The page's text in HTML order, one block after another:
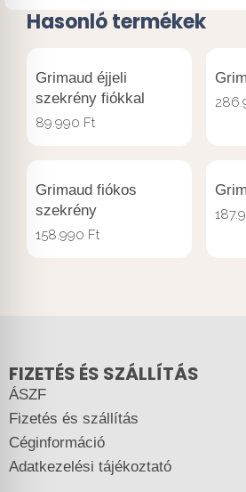
Hasonló termékek
Grimaud éjjeli
szekrény fiókkal
89.990 Ft
Grimaud fiókos
szekrény
158.990 Ft
FIZETÉS ÉS SZÁLLÍTÁS
ÁSZF
Fizetés és szállítás
Céginformáció
Adatkezelési tájékoztató